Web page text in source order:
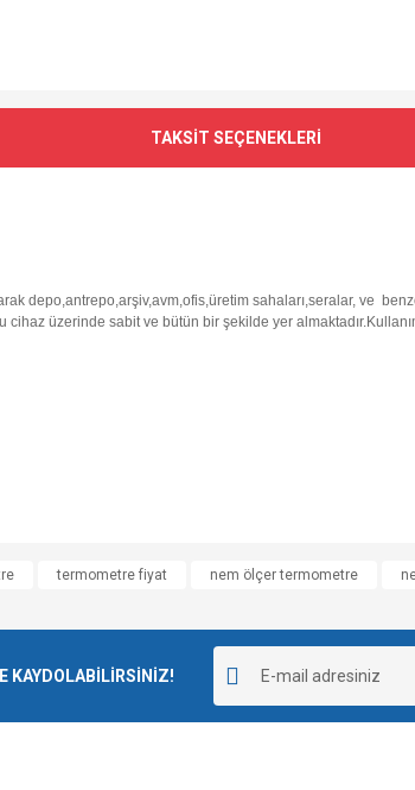
TAKSİT SEÇENEKLERİ
depo,antrepo,arşiv,avm,ofis,üretim sahaları,seralar, ve
cihaz üzerinde sabit ve bütün bir şekilde yer
ilk yorumu siz yapın!
termometre fiyat nem ölçer termometre
KAYDOLABİLİRSİNİZ!